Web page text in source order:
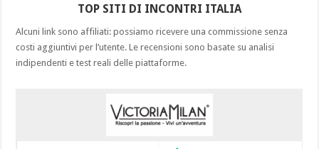
TOP SITI DI INCONTRI ITALIA
Alcuni link sono affiliati: possiamo ricevere una commissione senza
costi aggiuntivi per l’utente. Le recensioni sono basate su analisi
indipendenti e test reali delle piattaforme.